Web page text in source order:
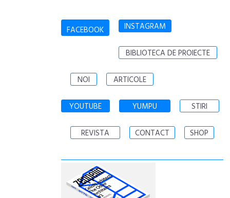
FACEBOOK INSTAGRAM
BIBLIOTECA DE PROIECTE
NOI ARTICOLE
YOUTUBE YUMPU STIRI
REVISTA CONTACT SHOP